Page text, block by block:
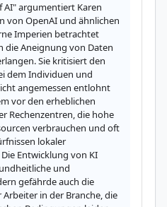
AI" argumentiert Karen
von OpenAI und ähnlichen
Imperien betrachtet
die Aneignung von Daten
Sie kritisiert den
dem Individuen und
angemessen entlohnt
vor den erheblichen
Rechenzentren, die hohe
verbrauchen und oft
lokaler
Entwicklung von KI
und
gefährde auch die
in der Branche, die